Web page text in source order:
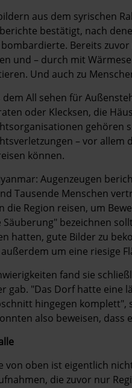
aus dem syrischen
bestätigt, nach
Bereits
und – durch mit
Und auch zu
dem All sehen für
oder Klecksen, die
gehören
– vor
können.
Augenzeugen
Tausende Menschen
die Region reisen, um
Säuberung" bezeichnen
hatten, gute Bilder zu
um eine ­riesige
fand sie
gab. "Das Dorf hatte eine
hingegen komplett",
also beweisen,
von oben ist eigentlich
die zuvor nur